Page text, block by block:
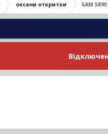
оксани откритки SAM 5890